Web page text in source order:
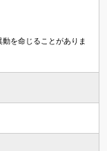
動を命じることがありま